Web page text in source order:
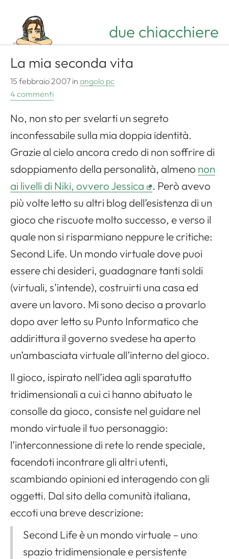
due chiacchiere
La mia seconda vita
15 febbraio 2007 in angolo pc
4 commenti
No, non sto per svelarti un segreto
inconfessabile sulla mia doppia identità.
Grazie al cielo ancora credo di non soffrire di
sdoppiamento della personalità, almeno non
ai livelli di Niki, ovvero Jessica
. Però avevo
più volte letto su altri blog dell’esistenza di un
gioco che riscuote molto successo, e verso il
quale non si risparmiano neppure le critiche:
Second Life. Un mondo virtuale dove puoi
essere chi desideri, guadagnare tanti soldi
(virtuali, s’intende), costruirti una casa ed
avere un lavoro. Mi sono deciso a provarlo
dopo aver letto su Punto Informatico che
addirittura il governo svedese ha aperto
un’ambasciata virtuale all’interno del gioco.
Il gioco, ispirato nell’idea agli sparatutto
tridimensionali a cui ci hanno abituato le
consolleda gioco, consiste nel guidare nel
mondo virtuale il tuo personaggio:
l’interconnessione di rete lo rende speciale,
facendoti incontrare gli altri utenti,
scambiando opinioni ed interagendo con gli
oggetti. Dal sito della comunità italiana,
eccoti una breve descrizione:
Second Lifeè un mondo virtuale – uno
spazio tridimensionale e persistente
Apri il menu di navigazione